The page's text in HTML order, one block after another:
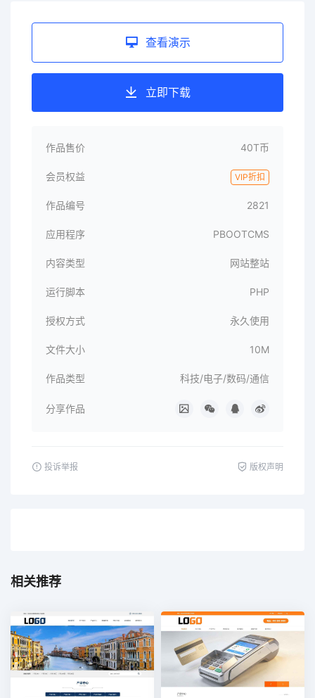
查看演示
立即下载
作品售价 40T币
会员权益 VIP折扣
作品编号 2821
应用程序 PBOOTCMS
内容类型 网站整站
运行脚本 PHP
授权方式 永久使用
文件大小 10M
作品类型 科技/电子/数码/通信
分享作品
投诉举报 版权声明
相关推荐